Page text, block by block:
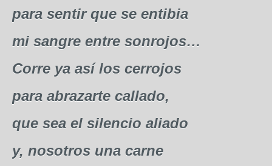
para sentir que se entibia
mi sangre entre sonrojos…
Corre ya así los cerrojos
para abrazarte callado,
que sea el silencio aliado
y, nosotros una carne